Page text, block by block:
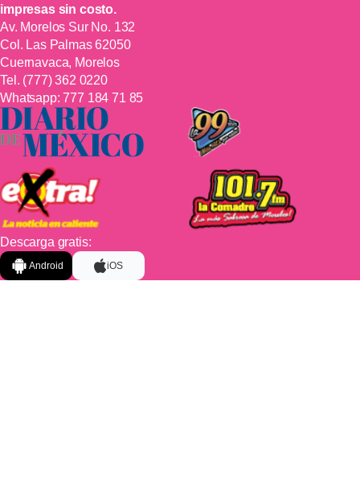
impresas sin costo.
Av. Morelos Sur No. 132
Col. Las Palmas 62050
Cuernavaca, Morelos
Tel. (777) 362 0220
Whatsapp:777 184 71 85
Descarga gratis:
Android iOS